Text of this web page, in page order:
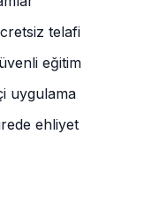
telafi
eğitim
uygulama
ehliyet